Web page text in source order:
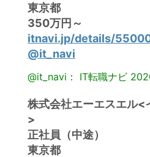
東京都
350万円～
itnavi.jp/details/
@it_navi
@it_navi： IT転職ナビ
株式会社エーエスエル<
>
正社員（中途）
東京都